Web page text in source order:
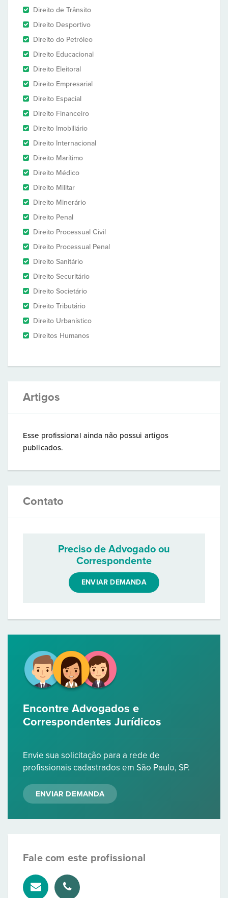
Direito de Trânsito
Direito Desportivo
Direito do Petróleo
Direito Educacional
Direito Eleitoral
Direito Empresarial
Direito Espacial
Direito Financeiro
Direito Imobiliário
Direito Internacional
Direito Marítimo
Direito Médico
Direito Militar
Direito Minerário
Direito Penal
Direito Processual Civil
Direito Processual Penal
Direito Sanitário
Direito Securitário
Direito Societário
Direito Tributário
Direito Urbanístico
Direitos Humanos
Artigos
Esse profissional ainda não possui artigos
publicados.
Contato
Preciso de Advogado ou
Correspondente
ENVIAR DEMANDA
Encontre Advogados e
Correspondentes Jurídicos
Envie sua solicitação para a rede de
profissionais cadastrados em São Paulo, SP.
ENVIAR DEMANDA
Fale com este profissional